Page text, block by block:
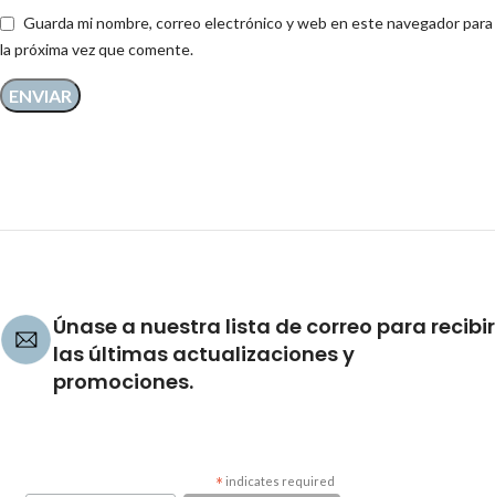
Guarda mi nombre, correo electrónico y web en este navegador para
la próxima vez que comente.
Únase a nuestra lista de correo para recibir
las últimas actualizaciones y
promociones.
* indicates required